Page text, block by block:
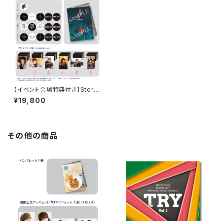
【イベント会場特典付き】Story
Teller（Terror） 朗読・怪談 選
コンプリートセット
¥19,800
その他の商品